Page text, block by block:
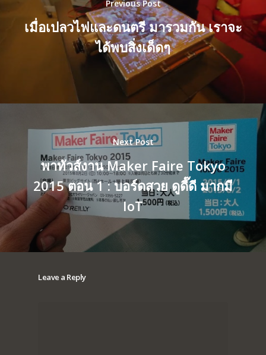
Previous Post
เมื่อเปลวไฟและดนตรี มารวมกัน เราจะ
ได้พบสิ่งเด็ดๆ
Next Post
พาทัวส์งาน Maker Faire Tokyo
2015 ตอน 1 : บอร์ดสวย ดูดี๊ดี มากมี
IoT
Leave a Reply